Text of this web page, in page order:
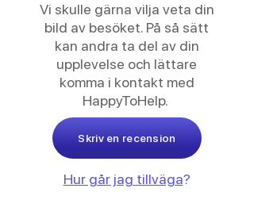
Vi skulle gärna vilja veta din
bild av besöket. På så sätt
kan andra ta del av din
upplevelse och lättare
komma i kontakt med
HappyToHelp.
Skriv en recension
Hur går jag tillväga?